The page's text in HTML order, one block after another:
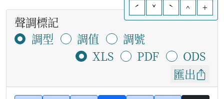
ˊ
ˇ ˋ ^ +
聲調標記
調型
調值
調號
XLS
PDF
ODS
匯出